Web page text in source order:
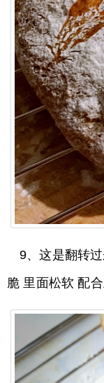
9、这是翻转
脆 里面松软 配